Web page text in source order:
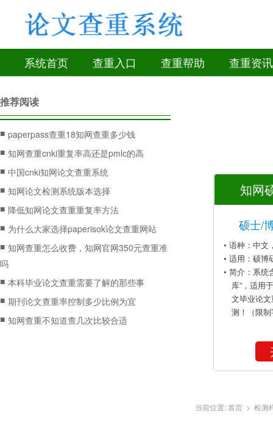
系统首页 查重入口 查重帮助 查重资讯
推荐阅读
■ paperpass查重18知网查重多少钱
■ 知网查重cnki重复率高还是pmlc的高
■ 中国cnki知网论文查重系统
■ 知网论文检测系统版本选择
■ 降低知网论文查重重复率方法
■ 为什么大家选择paperisok论文查重网站
■ 知网查重怎么收费，知网官网350元查重准
吗
■ 本科毕业论文查重需要了解的那些事
■ 期刊论文查重率控制多少比例为宜
■ 知网查重不知道查几次比较合适
知网
硕士/
• 语种：中文
• 适用：硕博
• 简介：系统
库”，适用
文毕业论
测！（限
当前位置:首页 > 检测